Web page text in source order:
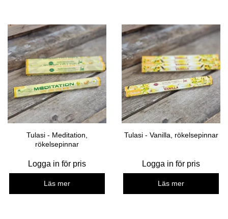
Tulasi - Meditation,
rökelsepinnar
Logga in för pris
Läs mer
Tulasi - Vanilla, rökelsepinnar
Logga in för pris
Läs mer